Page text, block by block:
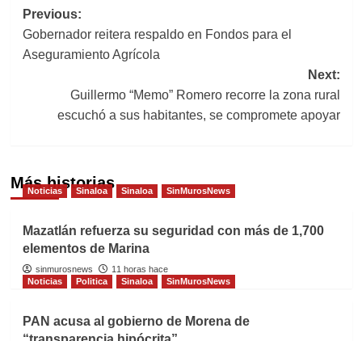
Post
navigation
Previous:
Gobernador reitera respaldo en Fondos para el
Aseguramiento Agrícola
Next:
Guillermo “Memo” Romero recorre la zona rural
escuchó a sus habitantes, se compromete apoyar
Más historias
Noticias Sinaloa Sinaloa SinMurosNews
Mazatlán refuerza su seguridad con más de 1,700
elementos de Marina
sinmurosnews
11 horas hace
Noticias
Politica Sinaloa SinMurosNews
PAN acusa al gobierno de Morena de